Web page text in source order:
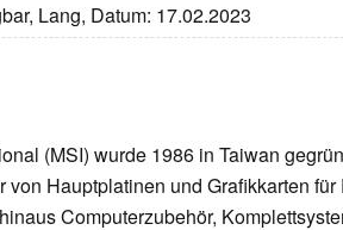
Lang, Datum: 17.02.2023
(MSI) wurde 1986 in Taiwan
von Hauptplatinen und Grafikkarten für
Computerzubehör,